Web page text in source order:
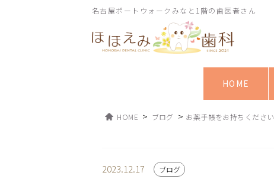
名古屋ポートウォークみなと1階の歯医者さん
HOME
HOME > ブログ > お薬手帳をお持ちください
2023.12.17 ブログ